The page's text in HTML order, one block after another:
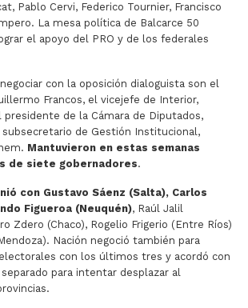
Pablo Cervi, Federico Tournier, Francisco
La mesa política de Balcarce 50
el apoyo del PRO y de los federales
con la oposición dialoguista son el
Francos, el vicejefe de Interior,
presidente de la Cámara de Diputados,
subsecretario de Gestión Institucional,
Mantuvieron en estas semanas
de siete gobernadores.
con Gustavo Sáenz (Salta), Carlos
Figueroa (Neuquén), Raúl Jalil
Zdero (Chaco), Rogelio Frigerio (Entre Ríos)
Nación negoció también para
con los últimos tres y acordó con
para intentar desplazar al